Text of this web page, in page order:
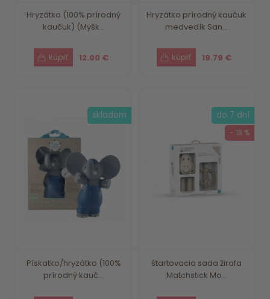
Hryzátko (100% prírodný
kaučuk) (Myšk...
12.00 €
Hryzátko prírodný kaučuk
medvedík San...
19.79 €
Pískatko/hryzátko (100%
prírodný kauč...
skladom
štartovacia sada žirafa
Matchstick Mo...
do 7 dní
- 13 %